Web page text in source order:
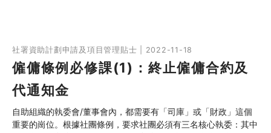
社署資助計劃申請及項目管理貼士 | 2022-11-18
僱傭條例必修課(1)：終止僱傭合約及
代通知金
自助組織的執委會/董事會內，都需要有「司庫」或「財政」這個
重要的崗位。根據社團條例，要求社團必須有三名核心執委：其中